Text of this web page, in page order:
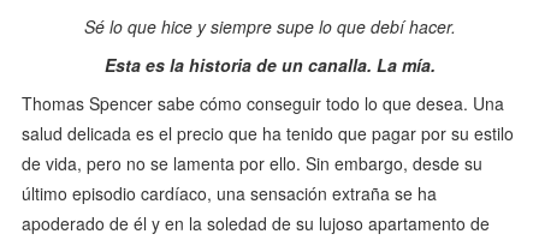
Sé lo que hice y siempre supe lo que debí hacer.
Esta es la historia de un canalla. La mía.
Thomas Spencer sabe cómo conseguir todo lo que desea. Una
salud delicada es el precio que ha tenido que pagar por su estilo
de vida, pero no se lamenta por ello. Sin embargo, desde su
último episodio cardíaco, una sensación extraña se ha
apoderado de él y en la soledad de su lujoso apartamento de